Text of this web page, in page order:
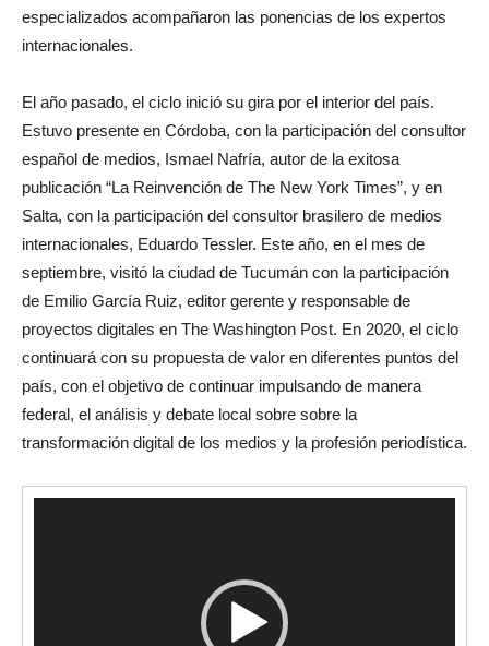
especializados acompañaron las ponencias de los expertos
internacionales.
El año pasado, el ciclo inició su gira por el interior del país.
Estuvo presente en Córdoba, con la participación del consultor
español de medios, Ismael Nafría, autor de la exitosa
publicación “La Reinvención de The New York Times”, y en
Salta, con la participación del consultor brasilero de medios
internacionales, Eduardo Tessler. Este año, en el mes de
septiembre, visitó la ciudad de Tucumán con la participación
de Emilio García Ruiz, editor gerente y responsable de
proyectos digitales en The Washington Post. En 2020, el ciclo
continuará con su propuesta de valor en diferentes puntos del
país, con el objetivo de continuar impulsando de manera
federal, el análisis y debate local sobre sobre la
transformación digital de los medios y la profesión periodística.